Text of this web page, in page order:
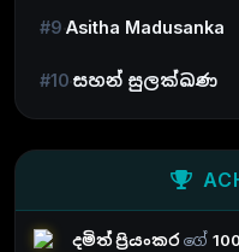
#9 Asitha Madusanka
#10 සහන් සුලක්ඛණ
දමිත් ප්‍රියංකරගේ 100